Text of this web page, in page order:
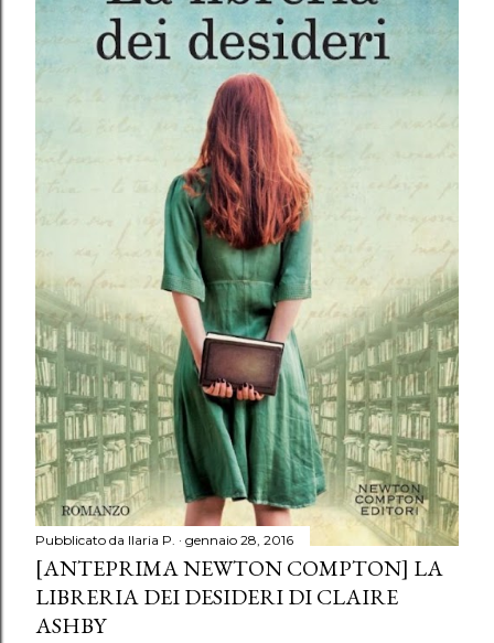
Pubblicato da Ilaria P. gennaio 28, 2016
[ANTEPRIMA NEWTON COMPTON] LA
LIBRERIA DEI DESIDERI DI CLAIRE
ASHBY